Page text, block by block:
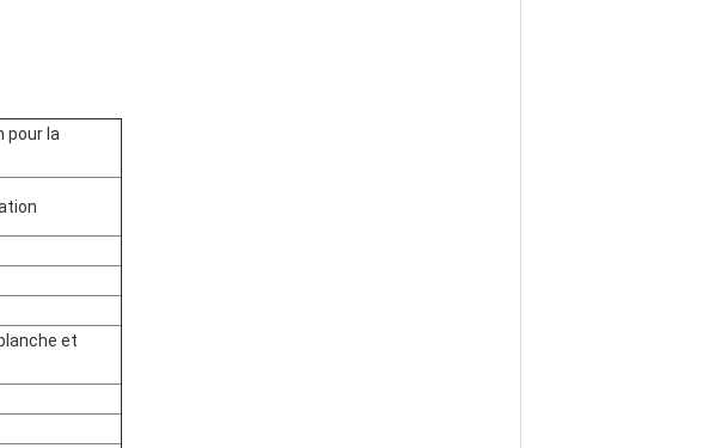
pour la
et